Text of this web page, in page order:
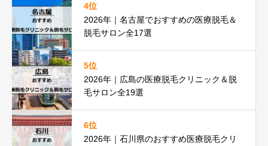
4位
2026年｜名古屋でおすすめの医療脱毛＆
脱毛サロン全17選
5位
2026年｜広島の医療脱毛クリニック＆脱
毛サロン全19選
6位
2026年｜石川県のおすすめ医療脱毛クリ